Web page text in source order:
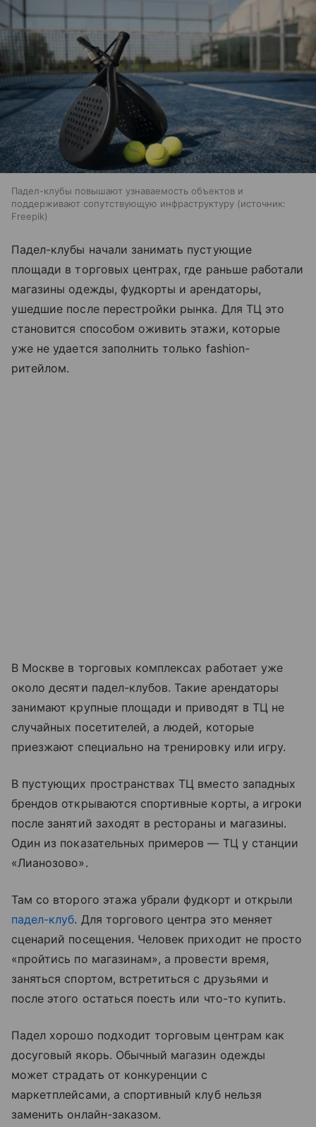
Падел-клубы повышают узнаваемость объектов и
поддерживают сопутствующую инфраструктуру
источник:
Freepik
Падел-клубы начали занимать пустующие
площади в торговых центрах, где раньше работали
магазины одежды, фудкорты и арендаторы,
ушедшие после перестройки рынка. Для ТЦ это
становится способом оживить этажи, которые
уже не удается заполнить только fashion-
ритейлом.
В Москве в торговых комплексах работает уже
около десяти падел-клубов. Такие арендаторы
занимают крупные площади и приводят в ТЦ не
случайных посетителей, а людей, которые
приезжают специально на тренировку или игру.
В пустующих пространствах ТЦ вместо западных
брендов открываются спортивные корты, а игроки
после занятий заходят в рестораны и магазины.
Один из показательных примеров — ТЦ у станции
«Лианозово».
Там со второго этажа убрали фудкорт и открыли
падел-клуб. Для торгового центра это меняет
сценарий посещения. Человек приходит не просто
«пройтись по магазинам», а провести время,
заняться спортом, встретиться с друзьями и
после этого остаться поесть или что-то купить.
Падел хорошо подходит торговым центрам как
досуговый якорь. Обычный магазин одежды
может страдать от конкуренции с
маркетплейсами, а спортивный клуб нельзя
заменить онлайн-заказом.